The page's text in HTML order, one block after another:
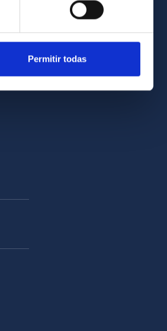
Permitir todas